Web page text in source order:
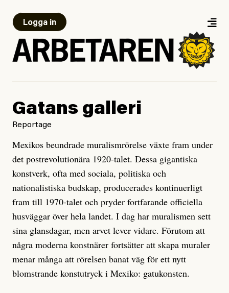
Logga in
Gatans galleri
Reportage
Mexikos beundrade muralismrörelse växte fram under
det postrevolutionära 1920-talet. Dessa gigantiska
konstverk, ofta med sociala, politiska och
nationalistiska budskap, producerades kontinuerligt
fram till 1970-talet och pryder fortfarande officiella
husväggar över hela landet. I dag har muralismen sett
sina glansdagar, men arvet lever vidare. Förutom att
några moderna konstnärer fortsätter att skapa muraler
menar många att rörelsen banat väg för ett nytt
blomstrande konstutryck i Mexiko: gatukonsten.